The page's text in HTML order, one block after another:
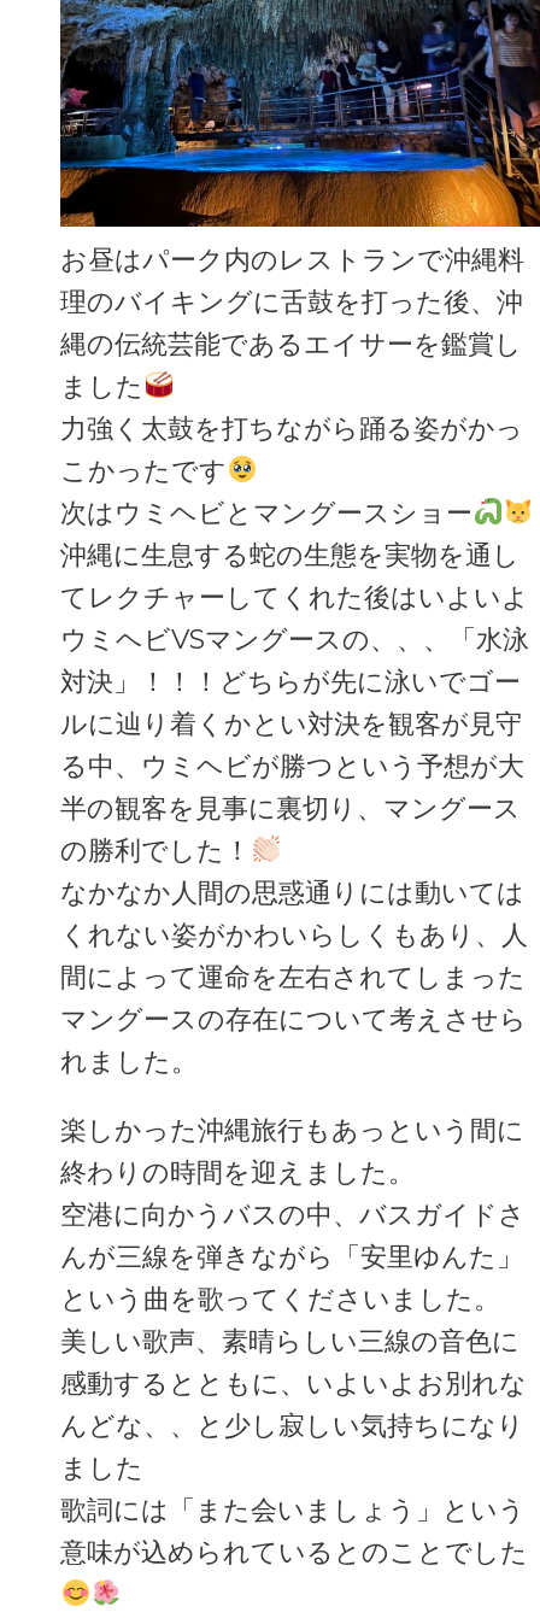
お昼はパーク内のレストランで沖縄料
理のバイキングに舌鼓を打った後、沖
縄の伝統芸能であるエイサーを鑑賞し
ました
力強く太鼓を打ちながら踊る姿がかっ
こかったです
次はウミヘビとマングースショー
沖縄に生息する蛇の生態を実物を通し
てレクチャーしてくれた後はいよいよ
ウミヘビVSマングースの、、、「水泳
対決」！！！どちらが先に泳いでゴー
ルに辿り着くかとい対決を観客が見守
る中、ウミヘビが勝つという予想が大
半の観客を見事に裏切り、マングース
の勝利でした！
なかなか人間の思惑通りには動いては
くれない姿がかわいらしくもあり、人
間によって運命を左右されてしまった
マングースの存在について考えさせら
れました。
楽しかった沖縄旅行もあっという間に
終わりの時間を迎えました。
空港に向かうバスの中、バスガイドさ
んが三線を弾きながら「安里ゆんた」
という曲を歌ってくださいました。
美しい歌声、素晴らしい三線の音色に
感動するとともに、いよいよお別れな
んどな、、と少し寂しい気持ちになり
ました
歌詞には「また会いましょう」という
意味が込められているとのことでした